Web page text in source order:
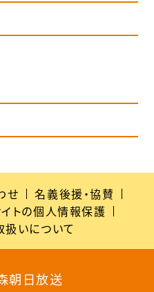
せ
名義後援・協賛
トの個人情報保護
いについて
朝日放送